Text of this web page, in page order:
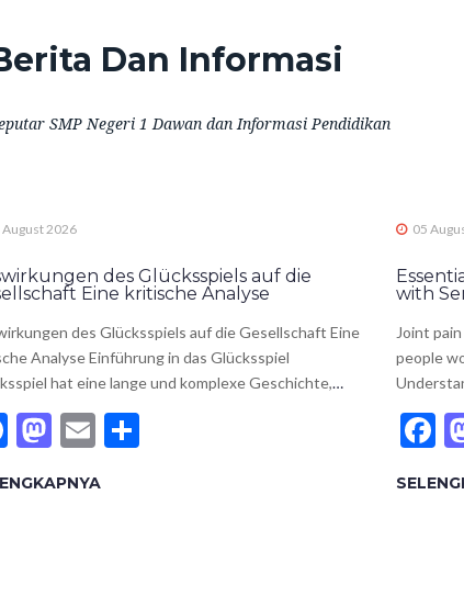
Dan Informasi
SMP Negeri 1 Dawan dan Informasi Pendidikan
August 2026
des Glücksspiels auf die
Eine kritische Analyse
des Glücksspiels auf die Gesellschaft Eine
Analyse Einführung in das Glücksspiel
hat eine lange und komplexe Geschichte,…
Facebook
Mastodon
Email
05
with
Joint
people